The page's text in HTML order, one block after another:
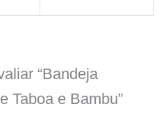
“Bandeja
Taboa e Bambu”